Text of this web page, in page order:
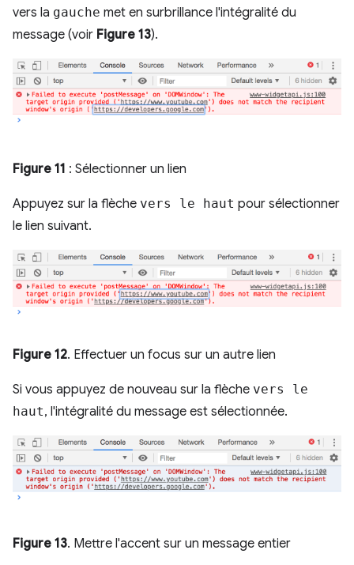
vers la gauche met en surbrillance l'intégralité du
message (voir Figure 13).
Figure 11 : Sélectionner un lien
Appuyez sur la flèche vers le haut pour sélectionner
le lien suivant.
Figure 12. Effectuer un focus sur un autre lien
Si vous appuyez de nouveau sur la flèche vers le
haut, l'intégralité du message est sélectionnée.
Figure 13. Mettre l'accent sur un message entier